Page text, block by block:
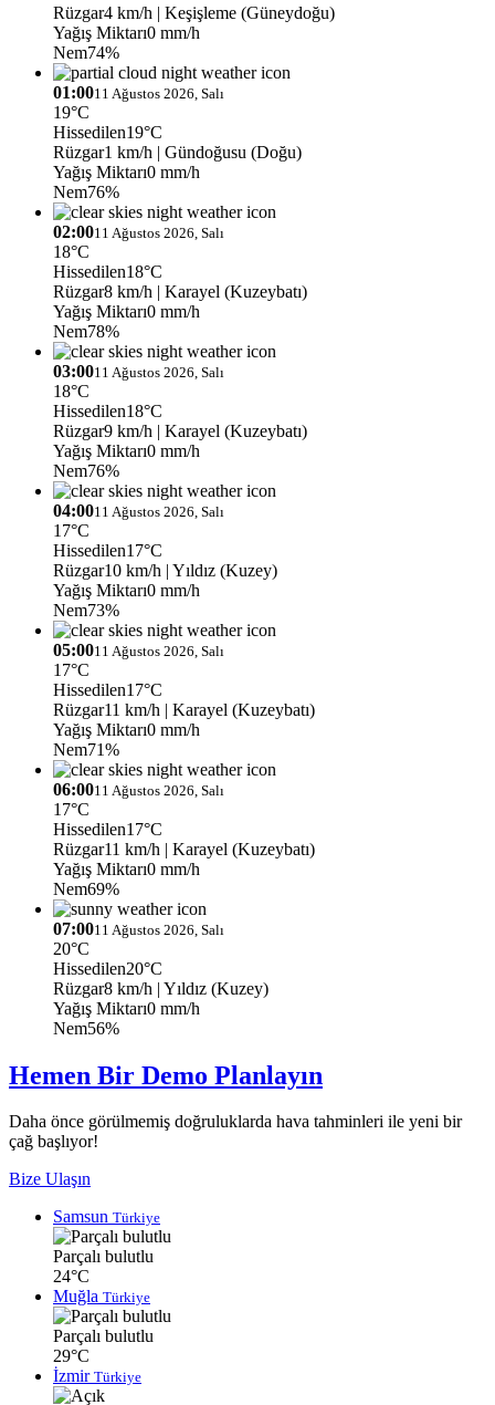
Rüzgar4 km/h | Keşişleme (Güneydoğu)
Yağış Miktarı0 mm/h
Nem74%
01:0011 Ağustos 2026, Salı
19°C
Hissedilen19°C
Rüzgar1 km/h | Gündoğusu (Doğu)
Yağış Miktarı0 mm/h
Nem76%
02:0011 Ağustos 2026, Salı
18°C
Hissedilen18°C
Rüzgar8 km/h | Karayel (Kuzeybatı)
Yağış Miktarı0 mm/h
Nem78%
03:0011 Ağustos 2026, Salı
18°C
Hissedilen18°C
Rüzgar9 km/h | Karayel (Kuzeybatı)
Yağış Miktarı0 mm/h
Nem76%
04:0011 Ağustos 2026, Salı
17°C
Hissedilen17°C
Rüzgar10 km/h | Yıldız (Kuzey)
Yağış Miktarı0 mm/h
Nem73%
05:0011 Ağustos 2026, Salı
17°C
Hissedilen17°C
Rüzgar11 km/h | Karayel (Kuzeybatı)
Yağış Miktarı0 mm/h
Nem71%
06:0011 Ağustos 2026, Salı
17°C
Hissedilen17°C
Rüzgar11 km/h | Karayel (Kuzeybatı)
Yağış Miktarı0 mm/h
Nem69%
07:0011 Ağustos 2026, Salı
20°C
Hissedilen20°C
Rüzgar8 km/h | Yıldız (Kuzey)
Yağış Miktarı0 mm/h
Nem56%
Hemen Bir Demo Planlayın
Daha önce görülmemiş doğruluklarda hava tahminleri ile yeni bir
çağ başlıyor!
Bize Ulaşın
Samsun Türkiye
Parçalı bulutlu
24°C
Muğla Türkiye
Parçalı bulutlu
29°C
İzmir Türkiye